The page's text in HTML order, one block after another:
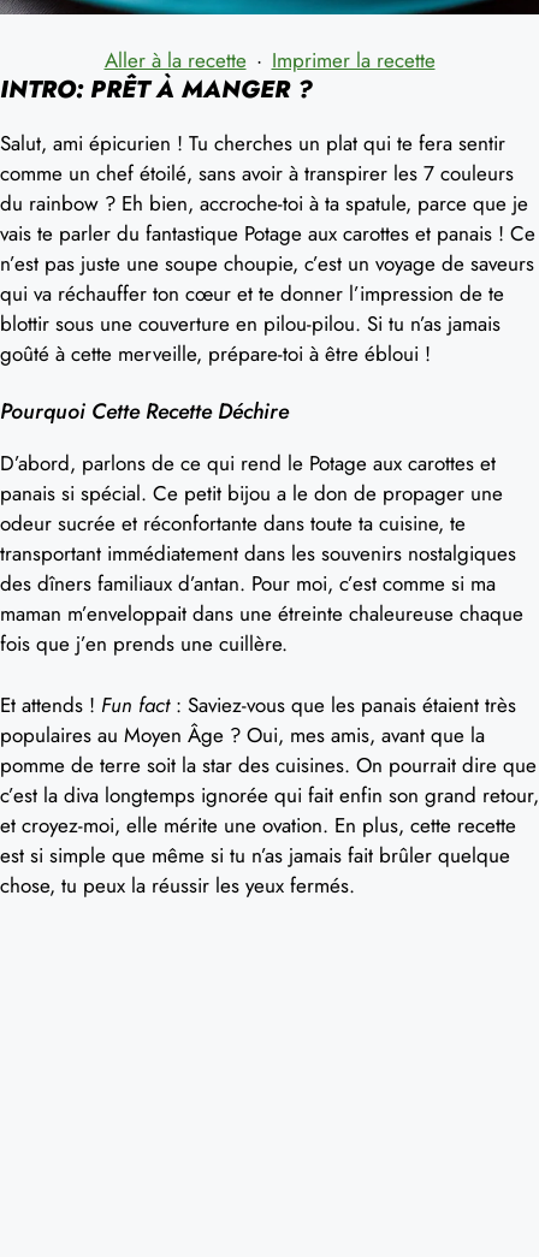
Aller à la recette · Imprimer la recette
INTRO: PRÊT À MANGER ?
Salut, ami épicurien ! Tu cherches un plat qui te fera sentir
comme un chef étoilé, sans avoir à transpirer les 7 couleurs
du rainbow ? Eh bien, accroche-toi à ta spatule, parce que je
vais te parler du fantastique Potage aux carottes et panais ! Ce
n’est pas juste une soupe choupie, c’est un voyage de saveurs
qui va réchauffer ton cœur et te donner l’impression de te
blottir sous une couverture en pilou-pilou. Si tu n’as jamais
goûté à cette merveille, prépare-toi à être ébloui !
Pourquoi Cette Recette Déchire
D’abord, parlons de ce qui rend le Potage aux carottes et
panais si spécial. Ce petit bijou a le don de propager une
odeur sucrée et réconfortante dans toute ta cuisine, te
transportant immédiatement dans les souvenirs nostalgiques
des dîners familiaux d’antan. Pour moi, c’est comme si ma
maman m’enveloppait dans une étreinte chaleureuse chaque
fois que j’en prends une cuillère.
Et attends ! Fun fact: Saviez-vous que les panais étaient très
populaires au Moyen Âge ? Oui, mes amis, avant que la
pomme de terre soit la star des cuisines. On pourrait dire que
c’est la diva longtemps ignorée qui fait enfin son grand retour,
et croyez-moi, elle mérite une ovation. En plus, cette recette
est si simple que même si tu n’as jamais fait brûler quelque
chose, tu peux la réussir les yeux fermés.